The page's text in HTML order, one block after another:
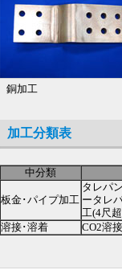
銅加工
加工分類表
中分類
板金･パイプ加工
タレパ
ータレ
工(4尺
溶接･溶着
CO2溶